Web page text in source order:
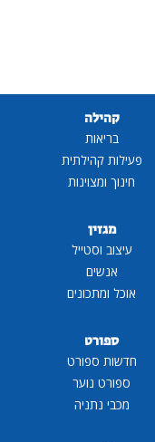
קהילה
בריאות
פעילות קהילתית
חינוך ומצוינות
מגזין
עיצוב וסטייל
אנשים
אוכל ומתכונים
ספורט
חדשות ספורט
ספורט נוער
מכבי נתניה